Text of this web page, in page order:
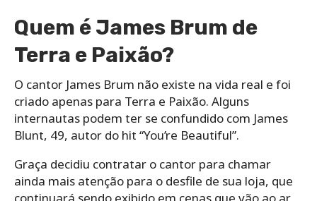
Quem é James Brum de
Terra e Paixão?
O cantor James Brum não existe na vida real e foi
criado apenas para Terra e Paixão. Alguns
internautas podem ter se confundido com James
Blunt, 49, autor do hit “You’re Beautiful”.
Graça decidiu contratar o cantor para chamar
ainda mais atenção para o desfile de sua loja, que